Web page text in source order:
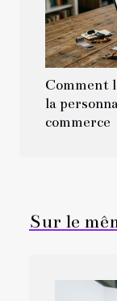
Comment
la
commerce
Sur le